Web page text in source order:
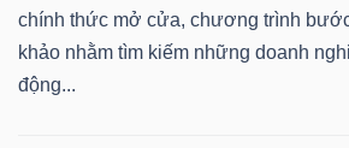
chính thức mở cửa, chương trình
khảo nhằm tìm kiếm những doanh
động...
Công